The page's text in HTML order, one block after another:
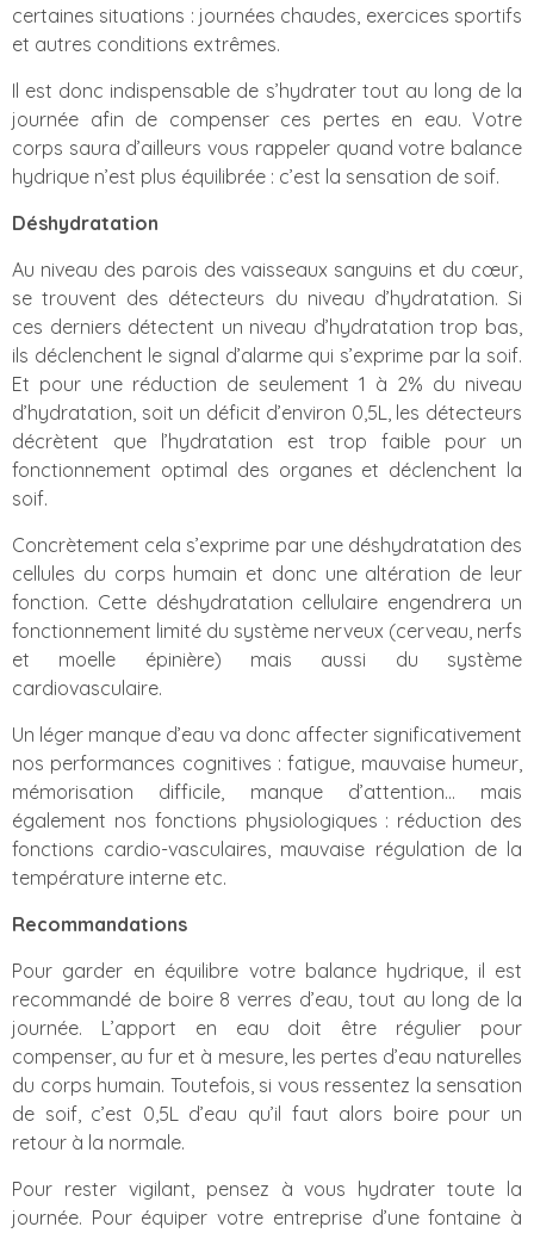
certaines situations : journées chaudes, exercices sportifs
et autres conditions extrêmes.
Il est donc indispensable de s’hydrater tout au long de la
journée afin de compenser ces pertes en eau. Votre
corps saura d’ailleurs vous rappeler quand votre balance
hydrique n’est plus équilibrée : c’est la sensation de soif.
Déshydratation
Au niveau des parois des vaisseaux sanguins et du cœur,
se trouvent des détecteurs du niveau d’hydratation. Si
ces derniers détectent un niveau d’hydratation trop bas,
ils déclenchent le signal d’alarme qui s’exprime par la soif.
Et pour une réduction de seulement 1 à 2% du niveau
d’hydratation, soit un déficit d’environ 0,5L, les détecteurs
décrètent que l’hydratation est trop faible pour un
fonctionnement optimal des organes et déclenchent la
soif.
Concrètement cela s’exprime par une déshydratation des
cellules du corps humain et donc une altération de leur
fonction. Cette déshydratation cellulaire engendrera un
fonctionnement limité du système nerveux (cerveau, nerfs
et moelle épinière) mais aussi du système
cardiovasculaire.
Un léger manque d’eau va donc affecter significativement
nos performances cognitives : fatigue, mauvaise humeur,
mémorisation difficile, manque d’attention… mais
également nos fonctions physiologiques : réduction des
fonctions cardio-vasculaires, mauvaise régulation de la
température interne etc.
Recommandations
Pour garder en équilibre votre balance hydrique, il est
recommandé de boire 8 verres d’eau, tout au long de la
journée. L’apport en eau doit être régulier pour
compenser, au fur et à mesure, les pertes d’eau naturelles
du corps humain. Toutefois, si vous ressentez la sensation
de soif, c’est 0,5L d’eau qu’il faut alors boire pour un
retour à la normale.
Pour rester vigilant, pensez à vous hydrater toute la
journée. Pour équiper votre entreprise d’une fontaine à